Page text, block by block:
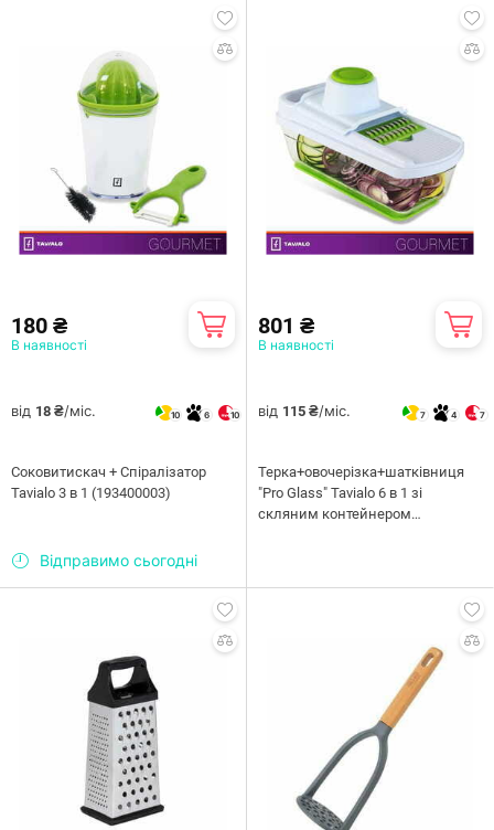
180 ₴
В наявності
від 18 ₴/міс. 10 6 10
Соковитискач + Спіралізатор
Tavialo 3 в 1 (193400003)
Відправимо сьогодні
801 ₴
В наявності
від 115 ₴/міс. 7 4 7
Терка+овочерізка+шатківниця
"Pro Glass" Tavialo 6 в 1 зі
скляним контейнером